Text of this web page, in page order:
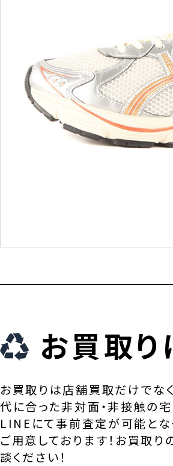
お買取り
お買取りは店舗買取だけでな
代に合った非対面・非接触の
LINEにて事前査定が可能とな
ご用意しております！お買取
談ください！